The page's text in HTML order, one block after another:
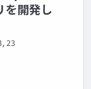
を開発し
23